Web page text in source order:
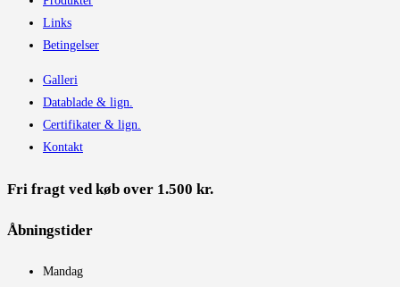
Links
Betingelser
Galleri
Datablade & lign.
Certifikater & lign.
Kontakt
Fri fragt ved køb over 1.500 kr.
Åbningstider​
Mandag